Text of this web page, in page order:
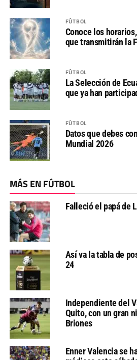
FÚTBOL
Conoce los
que transmitirán la
FÚTBOL
La Selección de
que ya han
FÚTBOL
Datos que debes
Mundial 2026
MÁS EN FÚTBOL
Falleció el papá de
Así va la tabla de
24
Independiente del
Quito, con un gran
Briones
Enner Valencia se